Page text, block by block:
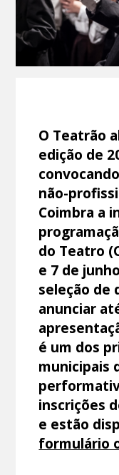
O Teatrão
edição de
não-
Coimbra a
do Teatro
e 7 de
seleção de
anunciar
é um dos
municipais
inscrições
e estão
formulário